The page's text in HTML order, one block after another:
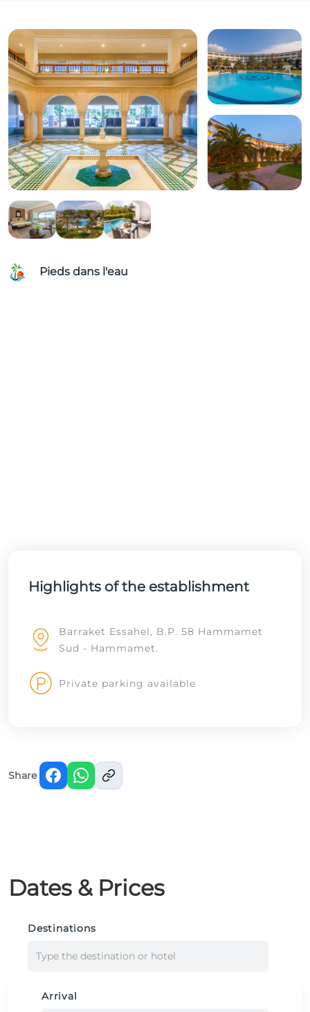
Pieds dans l'eau
Highlights of the establishment
Barraket Essahel, B.P. 58 Hammamet
Sud - Hammamet.
Private parking available
Share
Dates & Prices
Destinations
Type the destination or hotel
Arrival